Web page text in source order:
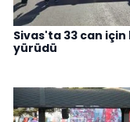
Sivas'ta 33 can
yürüdü